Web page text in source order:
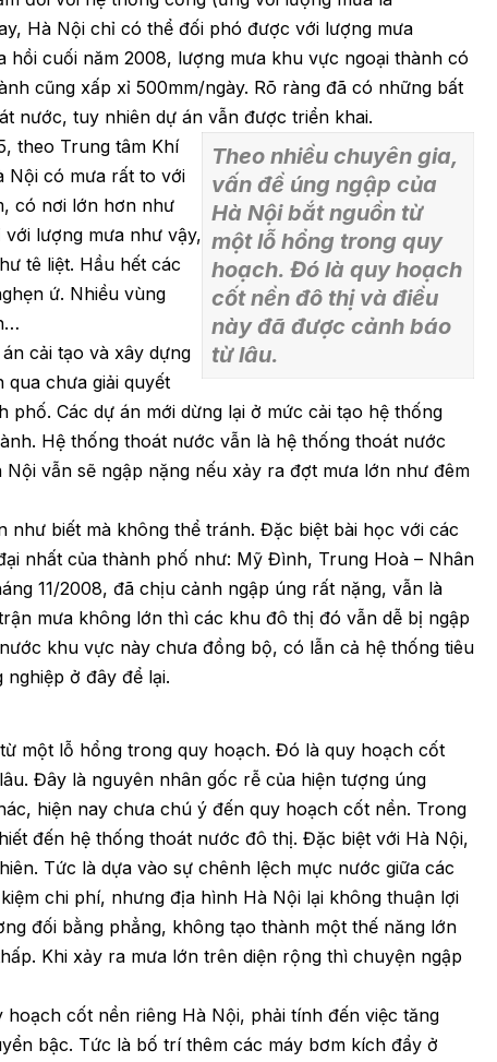
Hà Nội chỉ có thể đối phó được với lượng mưa
hồi cuối năm 2008, lượng mưa khu vực ngoại thành có
cũng xấp xỉ 500mm/ngày. Rõ ràng đã có những bất
nước, tuy nhiên dự án vẫn được triển khai.
Theo nhiều chuyên gia,
vấn đề úng ngập của
Hà Nội bắt nguồn từ
một lỗ hổng trong quy
hoạch. Đó là quy hoạch
cốt nền đô thị và điều
này đã được cảnh báo
từ lâu.
theo Trung tâm Khí
Nội có mưa rất to với
có nơi lớn hơn như
lượng mưa như vậy,
tê liệt. Hầu hết các
ứ. Nhiều vùng
cải tạo và xây dựng
chưa giải quyết
Các dự án mới dừng lại ở mức cải tạo hệ thống
Hệ thống thoát nước vẫn là hệ thống thoát nước
vẫn sẽ ngập nặng nếu xảy ra đợt mưa lớn như đêm
như biết mà không thể tránh. Đặc biệt bài học với các
nhất của thành phố như: Mỹ Đình, Trung Hoà – Nhân
11/2008, đã chịu cảnh ngập úng rất nặng, vẫn là
mưa không lớn thì các khu đô thị đó vẫn dễ bị ngập
khu vực này chưa đồng bộ, có lẫn cả hệ thống tiêu
ở đây để lại.
một lỗ hổng trong quy hoạch. Đó là quy hoạch cốt
Đây là nguyên nhân gốc rễ của hiện tượng úng
hiện nay chưa chú ý đến quy hoạch cốt nền. Trong
đến hệ thống thoát nước đô thị. Đặc biệt với Hà Nội,
Tức là dựa vào sự chênh lệch mực nước giữa các
chi phí, nhưng địa hình Hà Nội lại không thuận lợi
đối bằng phẳng, không tạo thành một thế năng lớn
Khi xảy ra mưa lớn trên diện rộng thì chuyện ngập
cốt nền riêng Hà Nội, phải tính đến việc tăng
bậc. Tức là bố trí thêm các máy bơm kích đẩy ở